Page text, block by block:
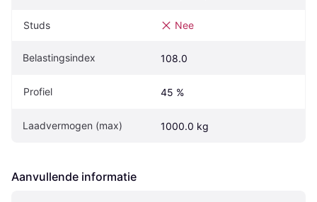
Studs Nee
Belastingsindex 108.0
Profiel 45 %
Laadvermogen (max) 1000.0 kg
Aanvullende informatie